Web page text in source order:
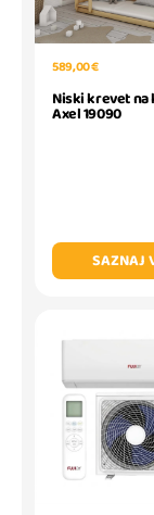
589,00 €
Niski krevet na
Axel 19090
SAZNAJ